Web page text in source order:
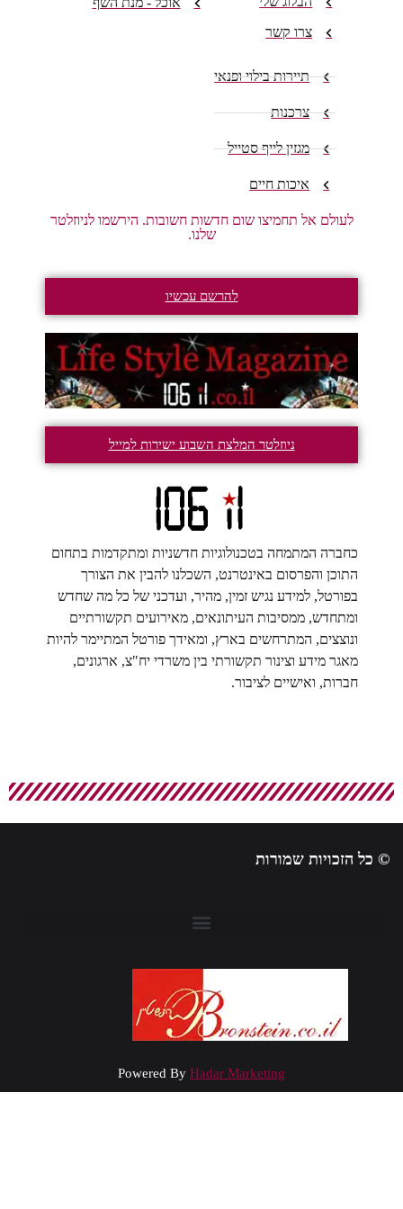
צרו קשר
תיירות בילוי ופנאי
צרכנות
מגזין לייף סטייל
איכות חיים
לעולם אל תחמיצו שום חדשות חשובות. הירשמו לניוזלטר
שלנו.
להרשם עכשיו
ניוזלטר המלצת השבוע ישירות למייל
כחברה המתמחה בטכנולוגיות חדשניות ומתקדמות בתחום
התוכן והפרסום באינטרנט, השכלנו להבין את הצורך
בפורטל, למידע נגיש זמין, מהיר, ועדכני של כל מה שחדש
ומתחדש, ממסיבות העיתונאים, מאירועים תקשורתיים
ונוצצים, המתרחשים בארץ, ומאידך פורטל המתיימר להיות
מאגר מידע וצינור תקשורתי בין משרדי יח"צ, ארגונים,
חברות, ואישיים לציבור.
כל הזכויות שמורות
Powered ByHadar Marketing